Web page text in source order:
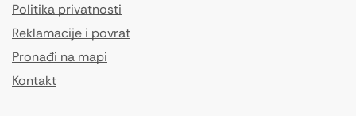
Politika privatnosti
Reklamacije i povrat
Pronađi na mapi
Kontakt